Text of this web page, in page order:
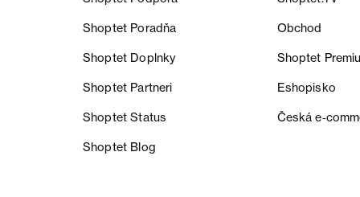
Shoptet Poradňa Obchod
Shoptet Doplnky Shoptet
Shoptet Partneri Eshopisko
Shoptet Status Česká
Shoptet Blog